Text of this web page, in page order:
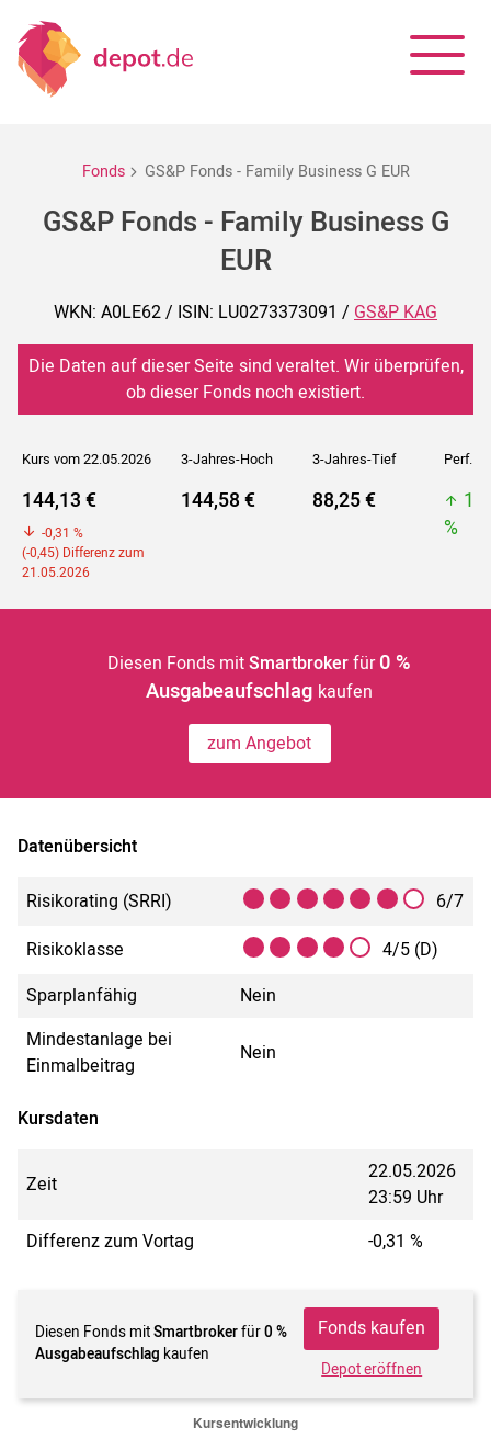
Fonds GS&P Fonds - Family Business G EUR
GS&P Fonds - Family Business G
EUR
WKN: A0LE62 / ISIN: LU0273373091 / GS&P KAG
Die Daten auf dieser Seite sind veraltet. Wir überprüfen,
ob dieser Fonds noch existiert.
Kurs vom 22.05.2026 3-Jahres-Hoch 3-Jahres-Tief Perf. 5J
144,13 €
-0,31 %
(-0,45) Differenz zum
21.05.2026
144,58 € 88,25 €
%
Diesen Fonds mitSmartbrokerfür0 %
Ausgabeaufschlag kaufen
zum Angebot
Datenübersicht
Risikorating (SRRI)
6/7
Risikoklasse
4/5 (D)
Sparplanfähig
Nein
Mindestanlage bei
Einmalbeitrag
Nein
Kursdaten
Zeit
22.05.2026
23:59 Uhr
Differenz zum Vortag
-0,31 %
Diesen Fonds mitSmartbrokerfür0 %
Ausgabeaufschlag kaufen
Fonds kaufen
Depot eröffnen